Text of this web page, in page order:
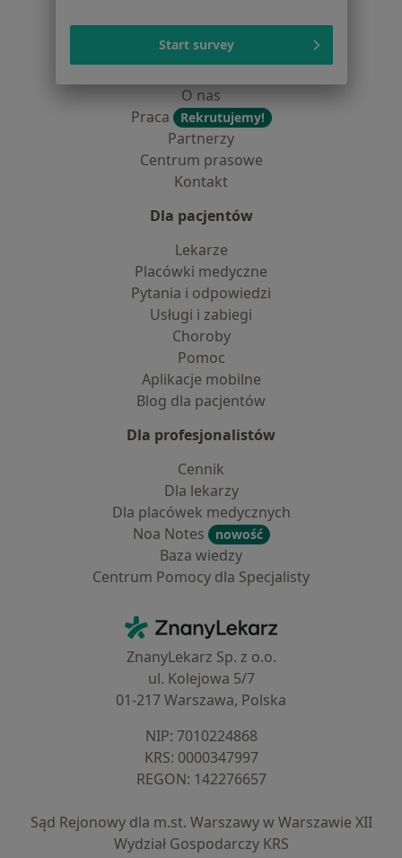
Polityka cookies
Jak działają wyniki wyszukiwania
O nas
Praca
Rekrutujemy!
Partnerzy
Centrum prasowe
Kontakt
Dla pacjentów
Lekarze
Placówki medyczne
Pytania i odpowiedzi
Usługi i zabiegi
Choroby
Pomoc
Aplikacje mobilne
Blog dla pacjentów
Dla profesjonalistów
Cennik
Dla lekarzy
Dla placówek medycznych
Noa Notes
nowość
Baza wiedzy
Centrum Pomocy dla Specjalisty
ZnanyLekarz - Strona główna
ZnanyLekarz Sp. z o.o.
ul. Kolejowa 5/7
01-217 Warszawa, Polska
NIP: ⁠7010224868
KRS: ⁠0000347997
REGON: ⁠142276657
Sąd Rejonowy dla m.st. Warszawy w Warszawie XII
Wydział Gospodarczy KRS
Start survey